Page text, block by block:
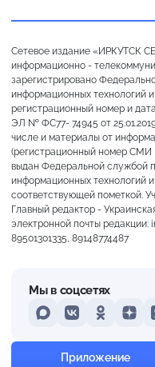
Сетевое издание «ИРКУТСК
информационно -
зарегистрировано
информационных технологий
регистрационный номер и
ЭЛ № ФС77- 74945 от
числе и материалы от
(регистрационный номер СМИ
выдан Федеральной службой
информационных технологий
соответствующей пометкой.
Главный редактор -
электронной почты
89501301335, 89148774487
Мы в соцсетях
MAXVKontakte
Приложение